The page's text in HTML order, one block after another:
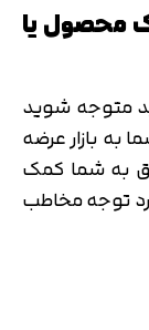
محصول یا
متوجه شوید
بازار عرضه
به شما کمک
توجه مخاطب